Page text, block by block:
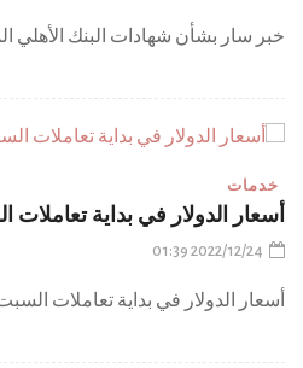
خبر سار بشأن شهادات البنك الأهلي
خدمات
أسعار الدولار في بداية تعاملات السبت
2022/12/24 01:39
أسعار الدولار في بداية تعاملات السبت 24